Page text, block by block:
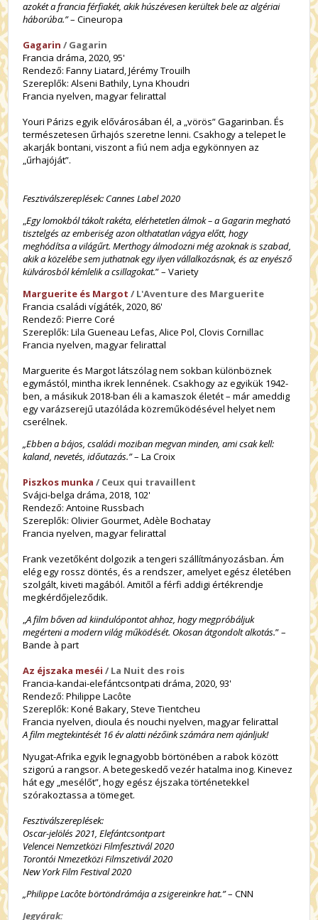
azokét a francia férfiakét, akik húszévesen kerültek bele az algériai
háborúba.”– Cineuropa
Gagarin / Gagarin
Francia dráma, 2020, 95'
Rendező:Fanny Liatard, Jérémy Trouilh
Szereplők: Alseni Bathily, Lyna Khoudri
Francia nyelven, magyar felirattal
Youri Párizs egyik elővárosában él, a „vörös” Gagarinban. És
természetesen űrhajós szeretne lenni. Csakhogy a telepet le
akarják bontani, viszont a fiú nem adja egykönnyen az
„űrhajóját”.
Fesztiválszereplések: Cannes Label 2020
„Egy lomokból tákolt rakéta, elérhetetlen álmok – a Gagarin megható
tisztelgés az emberiség azon olthatatlan vágya előtt, hogy
meghódítsa a világűrt. Merthogy álmodozni még azoknak is szabad,
akik a közelébe sem juthatnak egy ilyen vállalkozásnak, és az enyésző
külvárosból kémlelik a csillagokat.” – Variety
Marguerite és Margot / L'Aventure des Marguerite
Francia családi vígjáték, 2020, 86'
Rendező: Pierre Coré
Szereplők: Lila Gueneau Lefas, Alice Pol, Clovis Cornillac
Francia nyelven, magyar felirattal
Marguerite és Margot látszólag nem sokban különböznek
egymástól, mintha ikrek lennének. Csakhogy az egyikük 1942-
ben, a másikuk 2018-ban éli a kamaszok életét – már ameddig
egy varázserejű utazóláda közreműködésével helyet nem
cserélnek.
„Ebben a bájos, családi moziban megvan minden, ami csak kell:
kaland, nevetés, időutazás.”– La Croix
Piszkos munka / Ceux qui travaillent
Svájci-belga dráma, 2018, 102'
Rendező:Antoine Russbach
Szereplők: Olivier Gourmet, Adèle Bochatay
Francia nyelven, magyar felirattal
Frank vezetőként dolgozik a tengeri szállítmányozásban. Ám
elég egy rossz döntés, és a rendszer, amelyet egész életében
szolgált, kiveti magából. Amitől a férfi addigi értékrendje
megkérdőjeleződik.
„A film bőven ad kiindulópontot ahhoz, hogy megpróbáljuk
megérteni a modern világ működését. Okosan átgondolt alkotás.” –
Bande à part
Az éjszaka meséi / La Nuit des rois
Francia-kandai-elefántcsontpati dráma, 2020, 93'
Rendező: Philippe Lacôte
Szereplők: Koné Bakary, Steve Tientcheu
Francia nyelven, dioula és nouchi nyelven, magyar felirattal
A film megtekintését 16 év alatti nézőink számára nem ajánljuk!
Nyugat-Afrika egyik legnagyobb börtönében a rabok között
szigorú a rangsor. A betegeskedő vezér hatalma inog. Kinevez
hát egy „mesélőt”, hogy egész éjszaka történetekkel
szórakoztassa a tömeget.
Fesztiválszereplések:
Oscar-jelölés 2021, Elefántcsontpart
Velencei Nemzetközi Filmfesztivál 2020
Torontói Nmezetközi Filmszetivál 2020
New York Film Festival 2020
„Philippe Lacôte börtöndrámája a zsigereinkre hat.”– CNN
Jegyárak: